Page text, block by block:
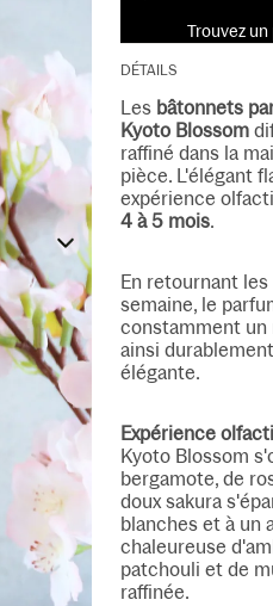
Trouvez
DÉTAILS
Les bâtonnets
Kyoto Blossom
raffiné dans la
pièce. L'élégant
expérience
4 à 5 mois.
En retournant
semaine, le
constamment un
ainsi
élégante.
Expérience
Kyoto Blossom
bergamote, de
doux sakura
blanches et à un
chaleureuse
patchouli et de
raffinée.